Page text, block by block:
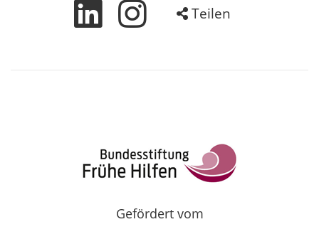
Teilen
Gefördert vom